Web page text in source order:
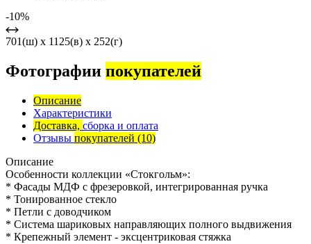
-10%
701(ш) x 1125(в) x 252(г)
Фотографии покупателей
Описание
Характеристики
Доставка, сборка и оплата
Отзывы покупателей (10)
Описание
Особенности коллекции «Стокгольм»:
* Фасады МДФ с фрезеровкой, интегрированная ручка
* Тонированное стекло
* Петли с доводчиком
* Система шариковых направляющих полного выдвижения
* Крепежный элемент - эксцентриковая стяжка